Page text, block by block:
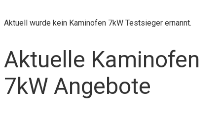
Aktuell wurde kein Kaminofen 7kW Testsieger ernannt.
Aktuelle Kaminofen
7kW Angebote